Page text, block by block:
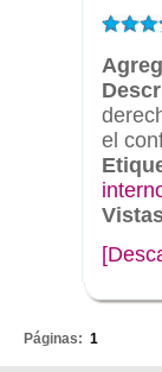
el
Páginas: 1